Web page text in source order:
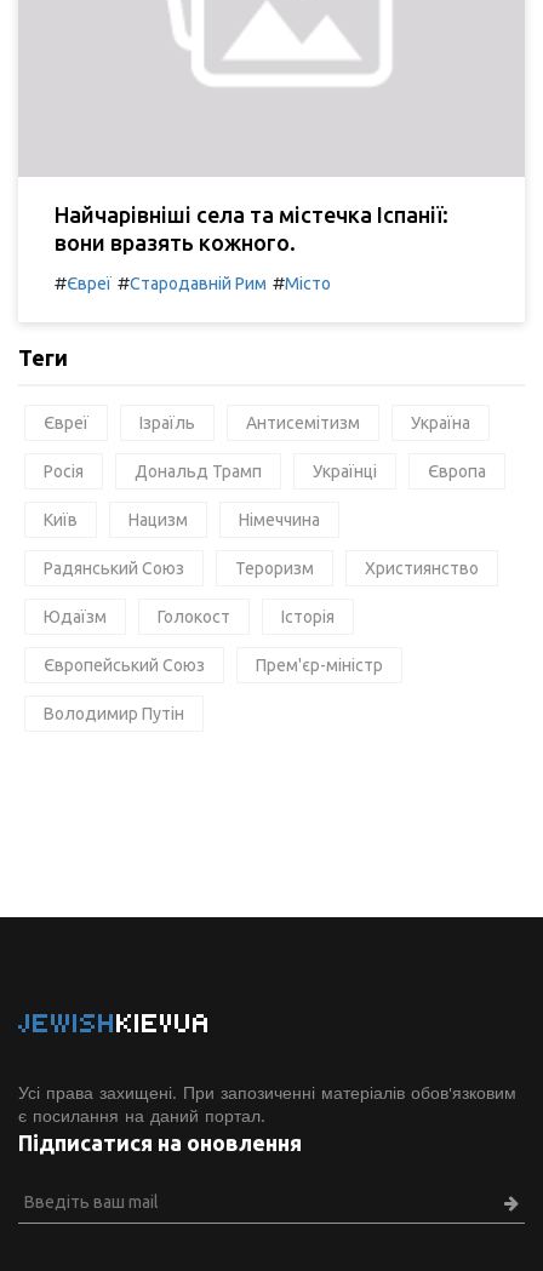
Найчарівніші села та містечка Іспанії:
вони вразять кожного.
#Євреї #Стародавній Рим #Місто
Теги
Євреї Ізраїль Антисемітизм Україна
Росія Дональд Трамп Українці Європа
Київ Нацизм Німеччина
Радянський Союз Тероризм Християнство
Юдаїзм Голокост Історія
Європейський Союз Прем'єр-міністр
Володимир Путін
JEWISHKIEVUA
Усі права захищені. При запозиченні матеріалів обов'язковим
є посилання на даний портал.
Підписатися на оновлення